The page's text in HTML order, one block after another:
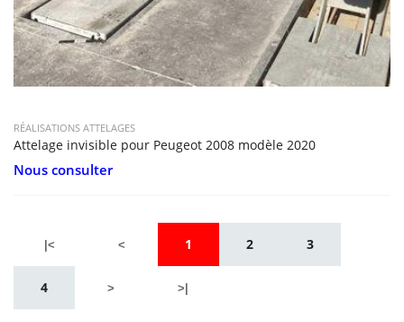
RÉALISATIONS ATTELAGES
Attelage invisible pour Peugeot 2008 modèle 2020
Nous consulter
|< < 1 2 3
4 > >|